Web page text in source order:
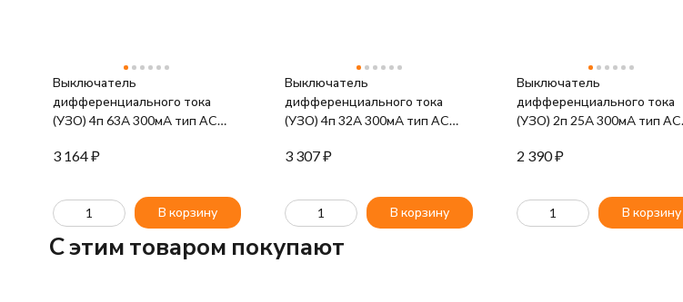
Выключатель
дифференциального тока
(УЗО) 4п 63А 300мА тип AC
3 164₽
В корзину
Выключатель
дифференциального тока
(УЗО) 4п 32А 300мА тип AC
3 307₽
В корзину
Выключатель
дифференциального тока
(УЗО) 2п 25А 300мА тип AC
2 390₽
В корзину
C этим товаром покупают